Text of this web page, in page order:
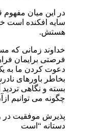
در این میان مفهوم
سایه افکنده است
هستش.
خداوند زمانی که
فرصتی برایمان
دعوت کردن ما به
بخاطر باورهای
بسته و نگاهی تردید
چگونه می توانیم
پذیرش موفقیت در
دستانه “است